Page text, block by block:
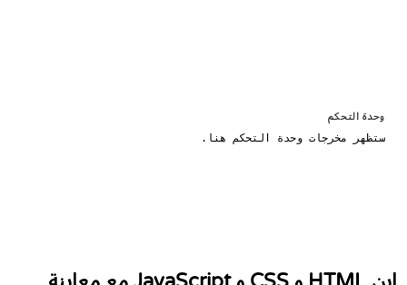
وحدة التحكم
ستظهر مخرجات وحدة التحكم هنا.